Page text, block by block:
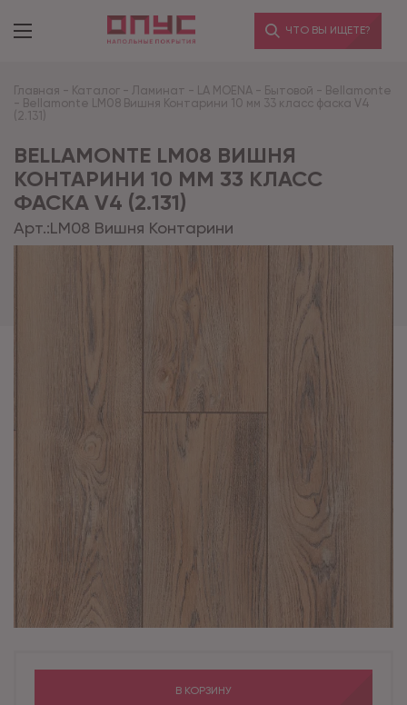
ЧТО ВЫ ИЩЕТЕ?
Главная - Каталог - Ламинат - LA MOENA - Бытовой - Bellamonte
- Bellamonte LM08 Вишня Контарини 10 мм 33 класс фаска V4
(2.131)
BELLAMONTE LM08 ВИШНЯ
КОНТАРИНИ 10 ММ 33 КЛАСС
ФАСКА V4 (2.131)
Арт.:LM08 Вишня Контарини
В КОРЗИНУ